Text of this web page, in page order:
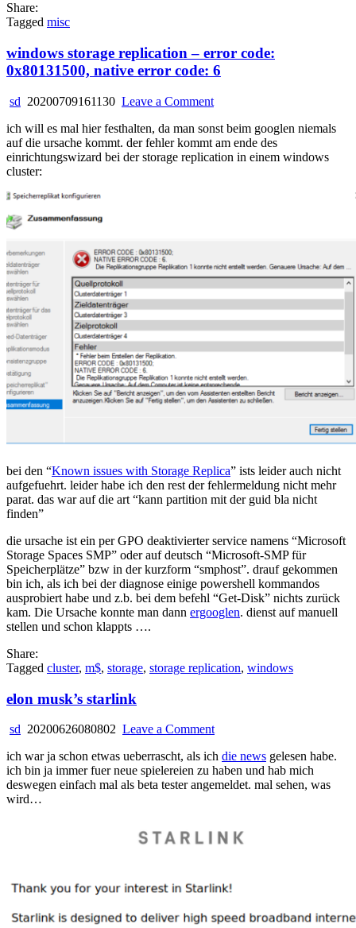
Share:
Tagged misc
windows storage replication – error code:
0x80131500, native error code: 6
sd 20200709161130 Leave a Commenton
storage
replication
–
ich will es mal hier festhalten, da man sonst beim googlen niemals
auf die ursache kommt. der fehler kommt am ende des
einrichtungswizard bei der storage replication in einem windows
cluster:
bei den “Known issues with Storage Replica” ists leider auch nicht
aufgefuehrt. leider habe ich den rest der fehlermeldung nicht mehr
parat. das war auf die art “kann partition mit der guid bla nicht
finden”
die ursache ist ein per GPO deaktivierter service namens “Microsoft
Storage Spaces SMP” oder auf deutsch “Microsoft-SMP für
Speicherplätze” bzw in der kurzform “smphost”. drauf gekommen
bin ich, als ich bei der diagnose einige powershell kommandos
ausprobiert habe und z.b. bei dem befehl “Get-Disk” nichts zurück
kam. Die Ursache konnte man dann ergooglen. dienst auf manuell
stellen und schon klappts ….
Share:
Tagged cluster, m$, storage, storage replication, windows
elon musk’s starlink
sd 20200626080802 Leave a Commenton
musk’s
starlink
ich war ja schon etwas ueberrascht, als ich die news gelesen habe.
ich bin ja immer fuer neue spielereien zu haben und hab mich
deswegen einfach mal als beta tester angemeldet. mal sehen, was
wird…